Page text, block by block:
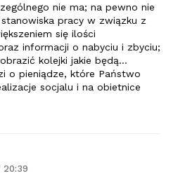
nie ma; na pewno nie
pracy w związku z
się ilości
informacji o nabyciu i zbyciu;
kolejki jakie będą…
o pieniądze, które Państwo
socjalu i na obietnice
20:39